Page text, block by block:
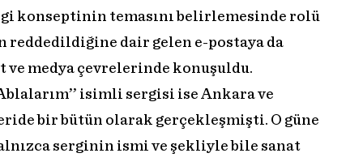
konseptinin temasını belirlemesinde rolü
reddedildiğine dair gelen e-postaya da
ve medya çevrelerinde konuşuldu.
isimli sergisi ise Ankara ve
bir bütün olarak gerçekleşmişti. O güne
serginin ismi ve şekliyle bile sanat